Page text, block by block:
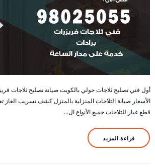
أول فني تصليح ثلاجات حولي بالكويت صيانة تصليح ثلاجات
الأسعار صيانة الثلاجات المنزلية بالمنزل كشف تسريب الغاز
قطع غيار للثلاجات جميع الأنواع ال…
قراءة المزيد